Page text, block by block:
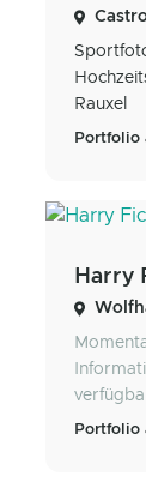
Rauxel
Portfolio
Harry
Portfolio